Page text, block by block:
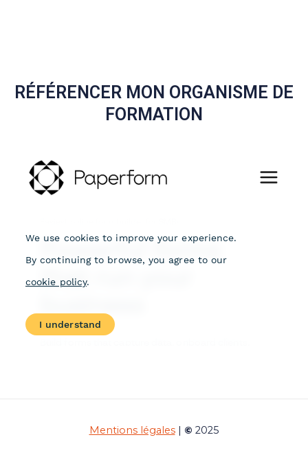
RÉFÉRENCER MON ORGANISME DE
FORMATION
Mentions légales| © 2025